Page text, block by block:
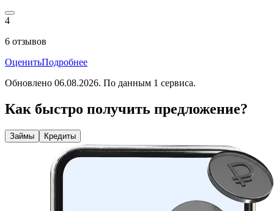
4
6 отзывов
ОценитьПодробнее
Обновлено 06.08.2026. По данным 1 сервиса.
Как быстро получить предложение?
Займы Кредиты